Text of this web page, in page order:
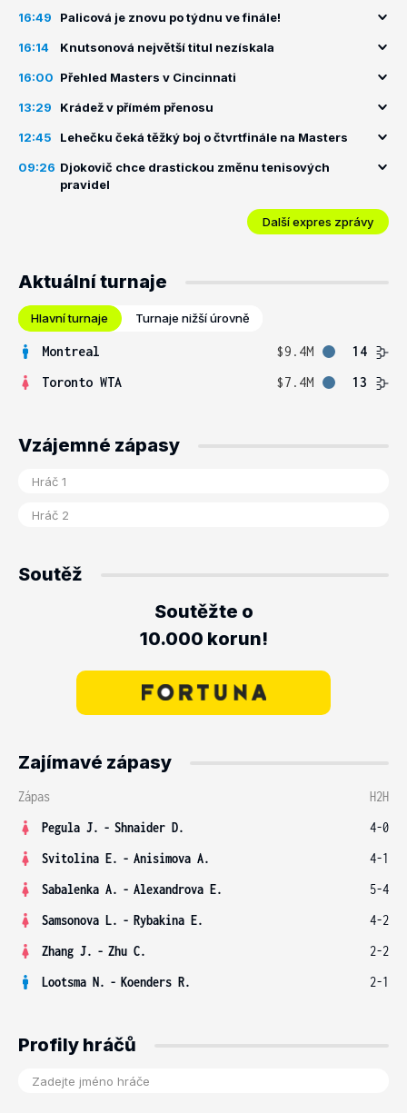
16:49 Palicová je znovu po týdnu ve finále!
16:14 Knutsonová největší titul nezískala
16:00 Přehled Masters v Cincinnati
13:29 Krádež v přímém přenosu
12:45 Lehečku čeká těžký boj o čtvrtfinále na Masters
09:26 Djokovič chce drastickou změnu tenisových
pravidel
Další expres zprávy
Aktuální turnaje
Hlavní turnaje Turnaje nižší úrovně
Montreal $9.4M
14
Toronto WTA
$7.4M 13
Vzájemné zápasy
Soutěž
Soutěžte o
10.000 korun!
Zajímavé zápasy
Zápas
H2H
Pegula J. - Shnaider D.
4-0
Svitolina E. - Anisimova A.
4-1
Sabalenka A. - Alexandrova E.
5-4
Samsonova L. - Rybakina E.
4-2
Zhang J. - Zhu C.
2-2
Lootsma N. - Koenders R. 2-1
Profily hráčů